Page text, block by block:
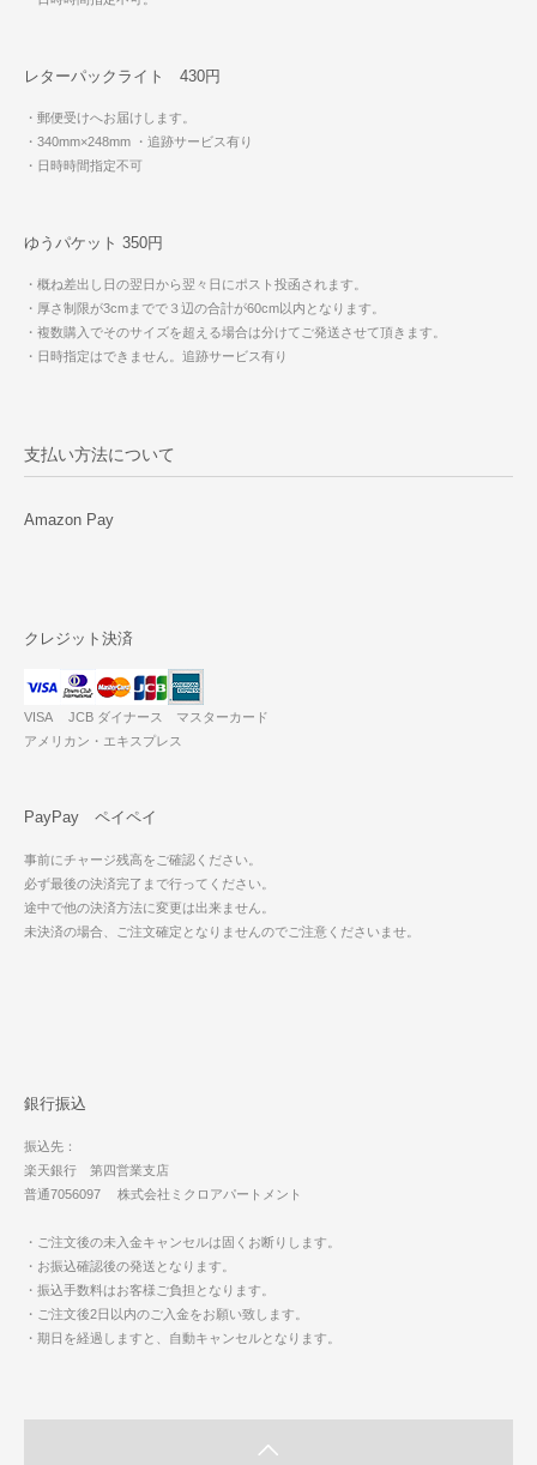
レターパックライト 430円
・郵便受けへお届けします。
・340mm×248mm ・追跡サービス有り
・日時時間指定不可
ゆうパケット 350円
・概ね差出し日の翌日から翌々日にポスト投函されます。
・厚さ制限が3cmまでで３辺の合計が60cm以内となります。
・複数購入でそのサイズを超える場合は分けてご発送させて頂きます。
・日時指定はできません。追跡サービス有り
支払い方法について
Amazon Pay
クレジット決済
VISA JCB ダイナース マスターカード
アメリカン・エキスプレス
PayPay ペイペイ
事前にチャージ残高をご確認ください。
必ず最後の決済完了まで行ってください。
途中で他の決済方法に変更は出来ません。
未決済の場合、ご注文確定となりませんのでご注意くださいませ。
銀行振込
振込先：
楽天銀行 第四営業支店
普通7056097 株式会社ミクロアパートメント
・ご注文後の未入金キャンセルは固くお断りします。
・お振込確認後の発送となります。
・振込手数料はお客様ご負担となります。
・ご注文後2日以内のご入金をお願い致します。
・期日を経過しますと、自動キャンセルとなります。